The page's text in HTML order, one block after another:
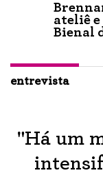
ateliê
Bienal
entrevista
"Há um